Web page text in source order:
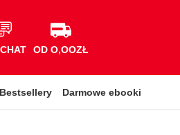
OD O,OOZŁ
Bestsellery Darmowe ebooki